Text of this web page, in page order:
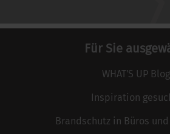
Für Sie
WHAT'S UP Blog
Inspiration
Brandschutz in Büros